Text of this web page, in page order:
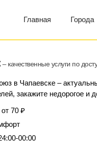
Главная Города
– качественные услуги по
в Чапаевске –
закажите недорогое и
от 70 ₽
00:00